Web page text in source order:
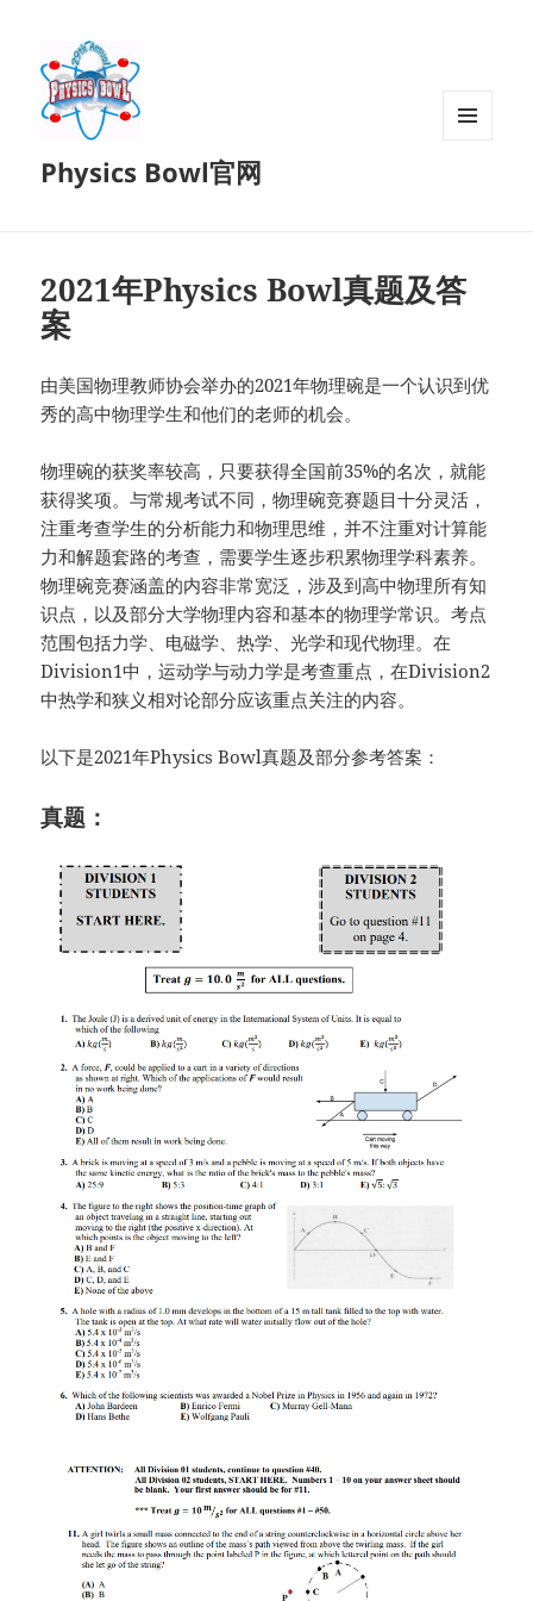
Physics Bowl官网
2021年Physics Bowl真题及答
案
由美国物理教师协会举办的2021年物理碗是一个认识到优
秀的高中物理学生和他们的老师的机会。
物理碗的获奖率较高，只要获得全国前35%的名次，就能
获得奖项。与常规考试不同，物理碗竞赛题目十分灵活，
注重考查学生的分析能力和物理思维，并不注重对计算能
力和解题套路的考查，需要学生逐步积累物理学科素养。
物理碗竞赛涵盖的内容非常宽泛，涉及到高中物理所有知
识点，以及部分大学物理内容和基本的物理学常识。考点
范围包括力学、电磁学、热学、光学和现代物理。在
Division1中，运动学与动力学是考查重点，在Division2
中热学和狭义相对论部分应该重点关注的内容。
以下是2021年Physics Bowl真题及部分参考答案：
真题：